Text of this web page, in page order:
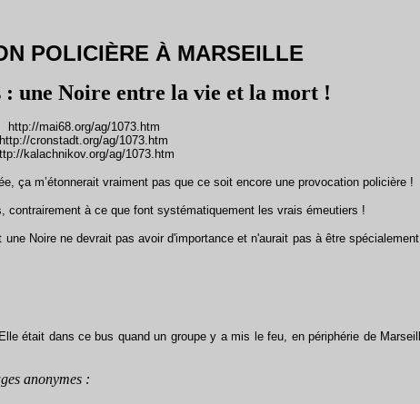
POLICIÈRE À MARSEILLE
: une Noire entre la vie et la mort !
http://mai68.org/ag/1073.htm
http://cronstadt.org/ag/1073.htm
kalachnikov.org/ag/1073.htm
ça m’étonnerait vraiment pas que ce soit encore une provocation policière !
à ce que font systématiquement les vrais émeutiers !
Noire ne devrait pas avoir d'importance et n'aurait pas à être
était dans ce bus quand un groupe y a mis le feu, en périphérie de
anonymes :